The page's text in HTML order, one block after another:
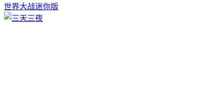
世界大战迷你版